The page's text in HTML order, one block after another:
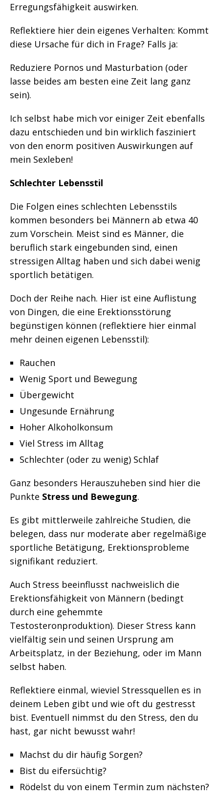
Erregungsfähigkeit auswirken.
Reflektiere hier dein eigenes Verhalten: Kommt
diese Ursache für dich in Frage? Falls ja:
Reduziere Pornos und Masturbation (oder
lasse beides am besten eine Zeit lang ganz
sein).
Ich selbst habe mich vor einiger Zeit ebenfalls
dazu entschieden und bin wirklich fasziniert
von den enorm positiven Auswirkungen auf
mein Sexleben!
Schlechter Lebensstil
Die Folgen eines schlechten Lebensstils
kommen besonders bei Männern ab etwa 40
zum Vorschein. Meist sind es Männer, die
beruflich stark eingebunden sind, einen
stressigen Alltag haben und sich dabei wenig
sportlich betätigen.
Doch der Reihe nach. Hier ist eine Auflistung
von Dingen, die eine Erektionsstörung
begünstigen können (reflektiere hier einmal
mehr deinen eigenen Lebensstil):
Rauchen
Wenig Sport und Bewegung
Übergewicht
Ungesunde Ernährung
Hoher Alkoholkonsum
Viel Stress im Alltag
Schlechter (oder zu wenig) Schlaf
Ganz besonders Herauszuheben sind hier die
Punkte Stress und Bewegung.
Es gibt mittlerweile zahlreiche Studien, die
belegen, dass nur moderate aber regelmäßige
sportliche Betätigung, Erektionsprobleme
signifikant reduziert.
Auch Stress beeinflusst nachweislich die
Erektionsfähigkeit von Männern (bedingt
durch eine gehemmte
Testosteronproduktion). Dieser Stress kann
vielfältig sein und seinen Ursprung am
Arbeitsplatz, in der Beziehung, oder im Mann
selbst haben.
Reflektiere einmal, wieviel Stressquellen es in
deinem Leben gibt und wie oft du gestresst
bist. Eventuell nimmst du den Stress, den du
hast, gar nicht bewusst wahr!
Machst du dir häufig Sorgen?
Bist du eifersüchtig?
Rödelst du von einem Termin zum nächsten?